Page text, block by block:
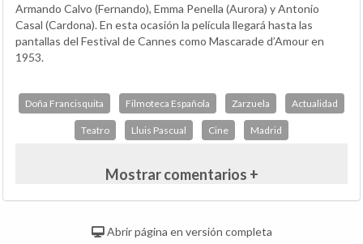
Armando Calvo (Fernando), Emma Penella (Aurora) y Antonio
Casal (Cardona). En esta ocasión la película llegará hasta las
pantallas del Festival de Cannes como Mascarade d’Amour en
1953.
Doña Francisquita Filmoteca Española Zarzuela Actualidad
Teatro Lluis Pascual Cine Madrid
Mostrar comentarios +
Abrir página en versión completa